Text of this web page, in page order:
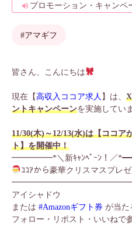
プロモーション・キャンペ
#アマギフ
皆さん、こんにちは
現在【高収入ココア求人 】は、
ントキャンペーンを実施してい
11/30(木)～12/13(水)は【ココア
ト】を開催中！
━━━━━*＼新ｷｬﾝﾍﾟｰﾝ！／
ｺｺｱから豪華クリスマスプレゼ
アイシャドウ
または #Amazonギフト券 が当た
フォロー・リポスト・いいねで